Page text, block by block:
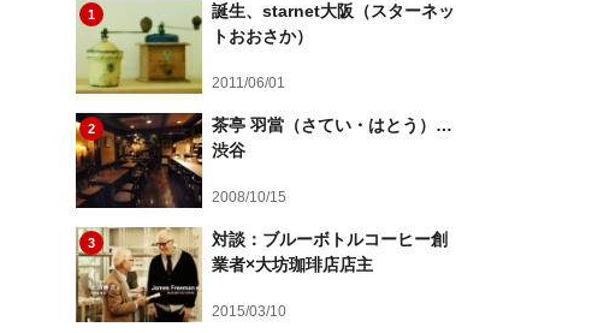
1
誕生、starnet大阪（スターネッ
トおおさか）
2011/06/01
2
茶亭 羽當（さてい・はとう）…
渋谷
2008/10/15
3
対談：ブルーボトルコーヒー創
業者×大坊珈琲店店主
2015/03/10